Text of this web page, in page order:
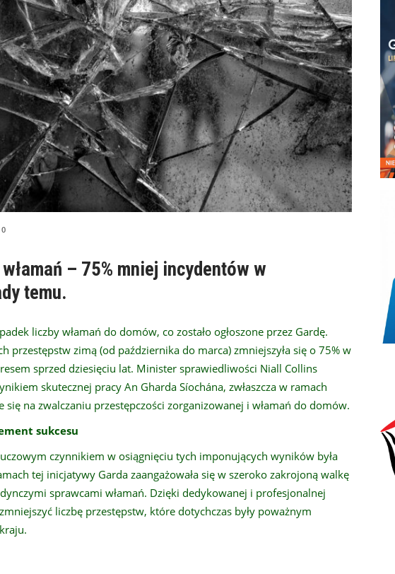
0
– 75% mniej incydentów w
temu.
liczby włamań do domów, co zostało ogłoszone przez Gardę.
przestępstw zimą (od października do marca) zmniejszyła się o 75% w
sprzed dziesięciu lat. Minister sprawiedliwości Niall Collins
skutecznej pracy An Gharda Síochána, zwłaszcza w ramach
na zwalczaniu przestępczości zorganizowanej i włamań do domów.
sukcesu
czynnikiem w osiągnięciu tych imponujących wyników była
tej inicjatywy Garda zaangażowała się w szeroko zakrojoną walkę
sprawcami włamań. Dzięki dedykowanej i profesjonalnej
liczbę przestępstw, które dotychczas były poważnym